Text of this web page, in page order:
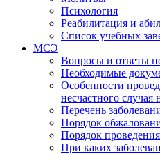
Психология
Реабилитация и
Список учебных
МСЭ
Вопросы и ответы
Необходимые
Особенности
несчастного случая
Перечень
Порядок
Порядок
При каких